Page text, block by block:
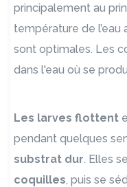
principalement au
température de
sont optimales. Les
dans l'eau où se
Les larves flottent
pendant quelques
substrat dur. Elles
coquilles, puis se